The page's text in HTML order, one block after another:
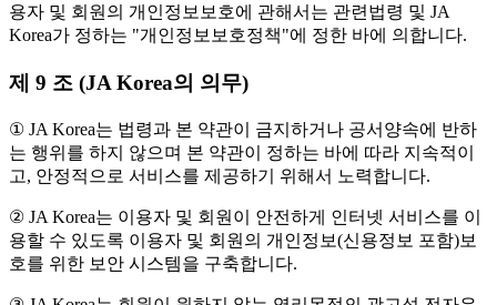
용자 및 회원의 개인정보보호에 관해서는 관련법령 및 JA
Korea가 정하는 "개인정보보호정책"에 정한 바에 의합니다.
제 9 조 (JA Korea의 의무)
① JA Korea는 법령과 본 약관이 금지하거나 공서양속에 반하
는 행위를 하지 않으며 본 약관이 정하는 바에 따라 지속적이
고, 안정적으로 서비스를 제공하기 위해서 노력합니다.
② JA Korea는 이용자 및 회원이 안전하게 인터넷 서비스를 이
용할 수 있도록 이용자 및 회원의 개인정보(신용정보 포함)보
호를 위한 보안 시스템을 구축합니다.